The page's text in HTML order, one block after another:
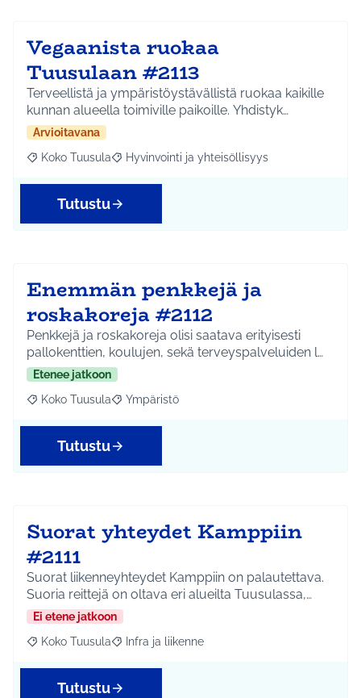
Vegaanista ruokaa
Tuusulaan #2113
Terveellistä ja ympäristöystävällistä ruokaa kaikille
kunnan alueella toimiville paikoille. Yhdistyk…
Arvioitavana
Rajaa tulokset aihepiirin mukaan: Koko Tuusula
Koko Tuusula Rajaa tulokset teeman mukaan: Hyvinvointi ja
Hyvinvointi ja yhteisöllisyys
Tutustu
Enemmän penkkejä ja
roskakoreja #2112
Penkkejä ja roskakoreja olisi saatava erityisesti
pallokenttien, koulujen, sekä terveyspalveluiden l…
Etenee jatkoon
Rajaa tulokset aihepiirin mukaan: Koko Tuusula
Koko Tuusula Rajaa tulokset teeman mukaan: Ympäristö
Ympäristö
Tutustu
Suorat yhteydet Kamppiin
#2111
Suorat liikenneyhteydet Kamppiin on palautettava.
Suoria reittejä on oltava eri alueilta Tuusulassa,…
Ei etene jatkoon
Rajaa tulokset aihepiirin mukaan: Koko Tuusula
Koko Tuusula Rajaa tulokset teeman mukaan: Infra ja liikenne
Infra ja liikenne
Tutustu